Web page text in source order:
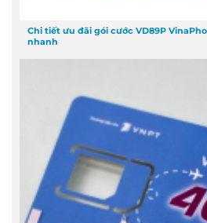
Chi tiết ưu đãi gói cước VD89P
nhanh